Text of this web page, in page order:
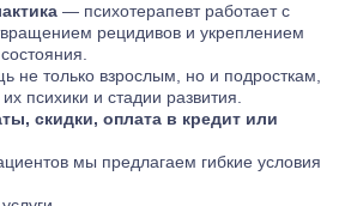
— психотерапевт работает с
рецидивов и укреплением
только взрослым, но и подросткам,
психики и стадии развития.
скидки, оплата в кредит или
мы предлагаем гибкие условия